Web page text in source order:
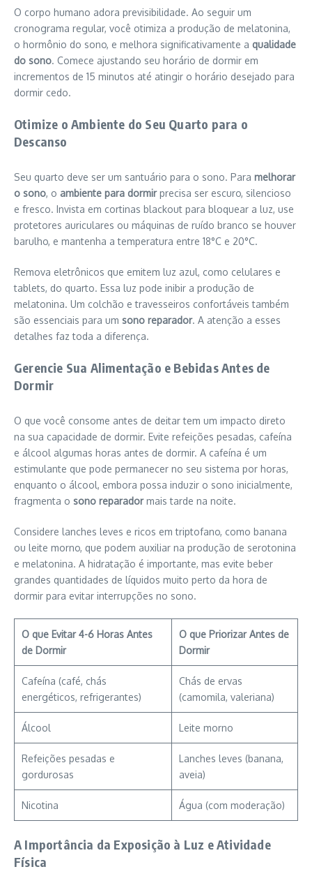
O corpo humano adora previsibilidade. Ao seguir um
cronograma regular, você otimiza a produção de melatonina,
o hormônio do sono, e melhora significativamente a qualidade
do sono. Comece ajustando seu horário de dormir em
incrementos de 15 minutos até atingir o horário desejado para
dormir cedo.
Otimize o Ambiente do Seu Quarto para o
Descanso
Seu quarto deve ser um santuário para o sono. Para melhorar
o sono, o ambiente para dormirprecisa ser escuro, silencioso
e fresco. Invista em cortinas blackout para bloquear a luz, use
protetores auriculares ou máquinas de ruído branco se houver
barulho, e mantenha a temperatura entre 18°C e 20°C.
Remova eletrônicos que emitem luz azul, como celulares e
tablets, do quarto. Essa luz pode inibir a produção de
melatonina. Um colchão e travesseiros confortáveis também
são essenciais para um sono reparador. A atenção a esses
detalhes faz toda a diferença.
Gerencie Sua Alimentação e Bebidas Antes de
Dormir
O que você consome antes de deitar tem um impacto direto
na sua capacidade de dormir. Evite refeições pesadas, cafeína
e álcool algumas horas antes de dormir. A cafeína é um
estimulante que pode permanecer no seu sistema por horas,
enquanto o álcool, embora possa induzir o sono inicialmente,
fragmenta o sono reparadormais tarde na noite.
Considere lanches leves e ricos em triptofano, como banana
ou leite morno, que podem auxiliar na produção de serotonina
e melatonina. A hidratação é importante, mas evite beber
grandes quantidades de líquidos muito perto da hora de
dormir para evitar interrupções no sono.
O que Evitar 4-6 Horas Antes
de Dormir
O que Priorizar Antes de
Dormir
Cafeína (café, chás
energéticos, refrigerantes)
Chás de ervas
(camomila, valeriana)
Álcool Leite morno
Refeições pesadas e
gordurosas
Lanches leves (banana,
aveia)
Nicotina Água (com moderação)
A Importância da Exposição à Luz e Atividade
Física